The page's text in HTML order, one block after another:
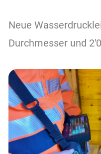
Neue
Durchmesser und